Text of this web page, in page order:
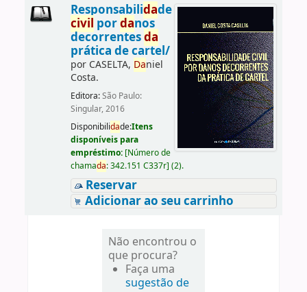
Responsabilidade
civil pordanos
decorrentesda
prática de cartel/
por CASELTA, Daniel
Costa.
Editora:São Paulo:
Singular, 2016
Disponibilidade:Itens
disponíveis para
empréstimo: [Número de
chamada:342.151 C337r] (2).
Reservar
Adicionar ao seu carrinho
Não encontrou o
que procura?
Faça uma
sugestão de